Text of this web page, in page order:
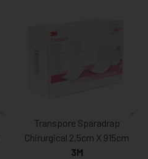
Transpore Sparadrap
Chirurgical 2,5cm X 915cm
3M